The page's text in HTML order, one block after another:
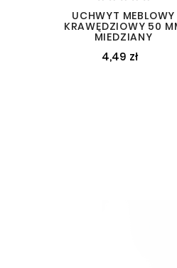
UCHWYT MEBLOWY
KRAWĘDZIOWY 50
MIEDZIANY
4,49 zł